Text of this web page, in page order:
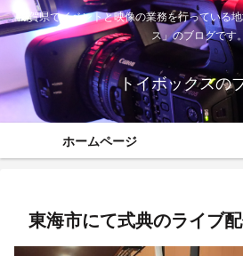
滋賀県でイベントと映像の業務を行っている
ス」のブログです。
トイボックスの
ホームページ
東海市にて式典のライブ